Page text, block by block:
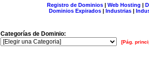
Registro de Dominios| Web Hosting |
Dominios Expirados | Industrias |
Categorías de Dominio:
[Pág.